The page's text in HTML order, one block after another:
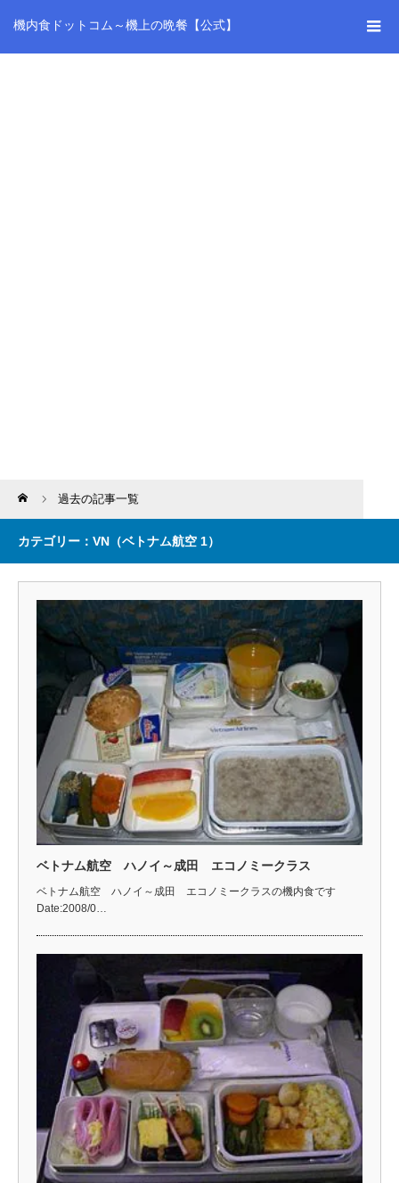
機内食ドットコム～機上の晩餐【公式】
Home 過去の記事一覧
カテゴリー：VN（ベトナム航空 1）
ベトナム航空 ハノイ～成田 エコノミークラス
ベトナム航空 ハノイ～成田 エコノミークラスの機内食です
Date:2008/0…